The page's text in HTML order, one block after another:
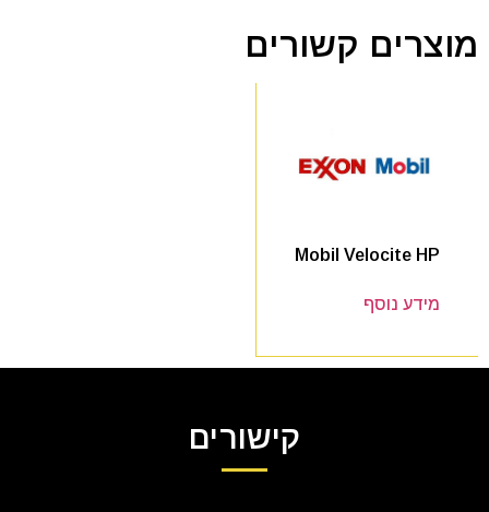
מוצרים קשורים
Mobil Velocite HP
מידע נוסף
קישורים